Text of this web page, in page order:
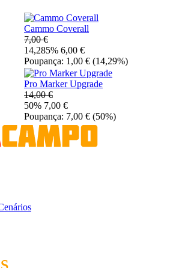
Cammo Coverall
7,00 €
14,285% 6,00 €
Poupança: 1,00 € (14,29%)
Pro Marker Upgrade
14,00 €
50% 7,00 €
Poupança: 7,00 € (50%)